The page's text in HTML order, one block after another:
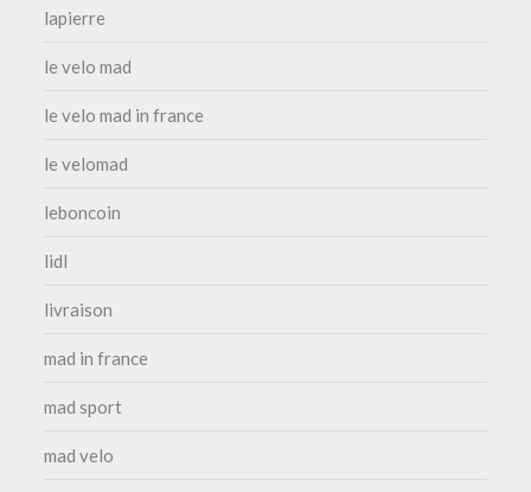
lapierre
le velo mad
le velo mad in france
le velomad
leboncoin
lidl
livraison
mad in france
mad sport
mad velo